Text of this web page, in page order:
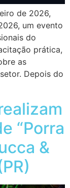
de 2026,
um evento
do
prática,
as
Depois do
“Porra
&